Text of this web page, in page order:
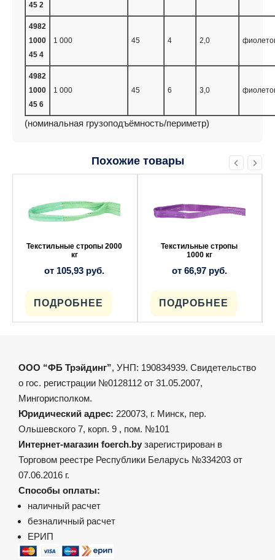
45 2
4982
1000
45 4
1 000 45 4 2,0
4982
1000
45 6
1 000 45 6 3,0
(номинальная грузоподъёмность/периметр)
Похожие товары
Текстильные стропы 2000
кг
от 105,93 руб.
ПОДРОБНЕЕ
несколько
вариаций.
выбрать
товара.
Текстильные стропы
1000 кг
от 66,97 руб.
ПОДРОБНЕЕ
несколько
вариаций.
выбрать
товара.
ООО “ФБ Трэйдинг”, УНП: 190834939. Свидетельство
о гос. регистрации №0128112 от 31.05.2007,
Мингорисполком.
Юридический адрес: 220073, г. Минск, пер.
Ольшевского 7, корп. 9 , пом. №101
Интернет-магазин foerch.by зарегистрирован в
Торговом реестре Республики Беларусь №334203 от
07.06.2016 г.
Способы оплаты:
наличный расчет
безналичный расчет
ЕРИП